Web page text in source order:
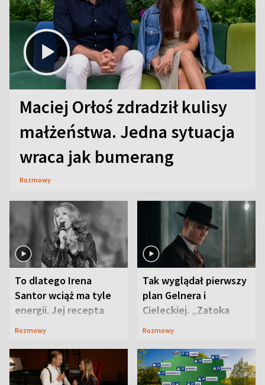
Maciej Orłoś zdradził kulisy
małżeństwa. Jedna sytuacja
wraca jak bumerang
Rozmowy
To dlatego Irena
Santor wciąż ma tyle
energii. Jej recepta
jest zaskakująco
Rozmowy
Tak wyglądał pierwszy
plan Gelnera i
Cieleckiej. „Zatoka
szpiegów” od razu ich
Rozmowy